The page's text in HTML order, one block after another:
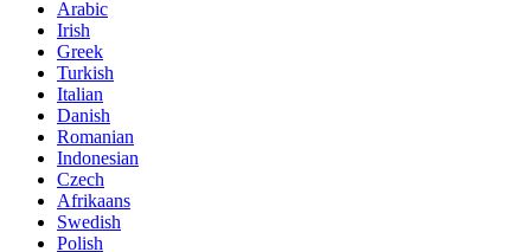
Arabic
Irish
Greek
Turkish
Italian
Danish
Romanian
Indonesian
Czech
Afrikaans
Swedish
Polish